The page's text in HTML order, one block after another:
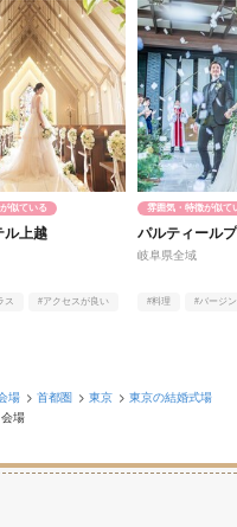
似ている
ル上越
ス
#アクセスが良い
雰囲気・特徴が似て
パルティール
岐阜県全域
#料理
#バージ
場 首都圏 東京
東京の結婚式場
会場